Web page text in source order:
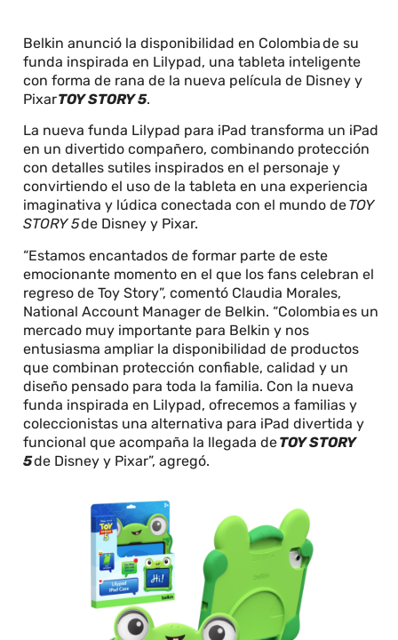
Belkin anunció la disponibilidad en Colombia de su
funda inspirada en Lilypad, una tableta inteligente
con forma de rana de la nueva película de Disney y
PixarTOY STORY 5.
La nueva funda Lilypad para iPad transforma un iPad
en un divertido compañero, combinando protección
con detalles sutiles inspirados en el personaje y
convirtiendo el uso de la tableta en una experiencia
imaginativa y lúdica conectada con el mundo deTOY
STORY 5de Disney y Pixar.
“Estamos encantados de formar parte de este
emocionante momento en el que los fans celebran el
regreso de Toy Story”, comentó Claudia Morales,
National Account Manager de Belkin. “Colombia es un
mercado muy importante para Belkin y nos
entusiasma ampliar la disponibilidad de productos
que combinan protección confiable, calidad y un
diseño pensado para toda la familia. Con la nueva
funda inspirada en Lilypad, ofrecemos a familias y
coleccionistas una alternativa para iPad divertida y
funcional que acompaña la llegada deTOY STORY
5de Disney y Pixar”, agregó.